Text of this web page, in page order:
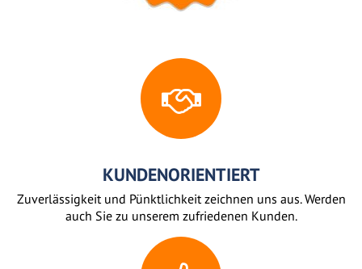
KUNDENORIENTIERT
Zuverlässigkeit und Pünktlichkeit zeichnen uns aus. Werden
auch Sie zu unserem zufriedenen Kunden.